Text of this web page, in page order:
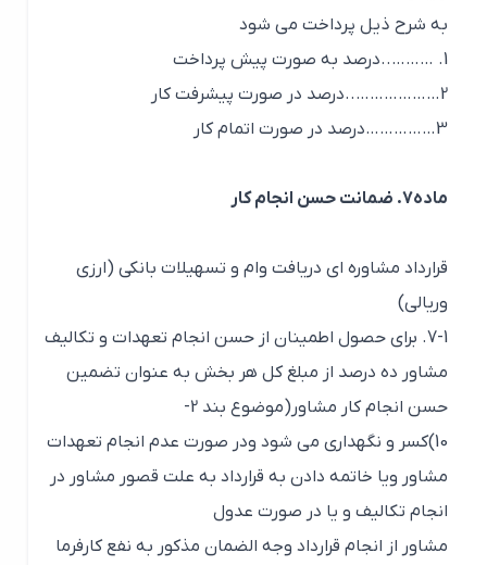
به شرح ذیل پرداخت می شود
ماده7. ضمانت حسن انجام کار
قرارداد مشاوره ای دریافت وام و تسهیلات بانکی (ارزی
وریالی)
7-1. برای حصول اطمینان از حسن انجام تعهدات و تکالیف
مشاور ده درصد از مبلغ کل هر بخش به عنوان تضمین
حسن انجام کار مشاور(موضوع بند 2-
10)کسر و نگهداری می شود ودر صورت عدم انجام تعهدات
مشاور ویا خاتمه دادن به قرارداد به علت قصور مشاور در
انجام تکالیف و یا در صورت عدول
مشاور از انجام قرارداد وجه الضمان مذکور به نفع کارفرما